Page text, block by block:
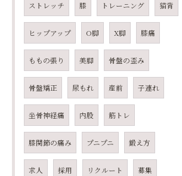
ストレッチ 膝 トレーニング 猫背
ヒップアップ O脚 X脚 膝痛
ももの張り 美脚 骨盤の歪み
骨盤矯正 尿もれ 産前 子連れ
坐骨神経痛 内股 筋トレ
膝関節の痛み プニプニ 鍛え方
求人 採用 リクルート 募集